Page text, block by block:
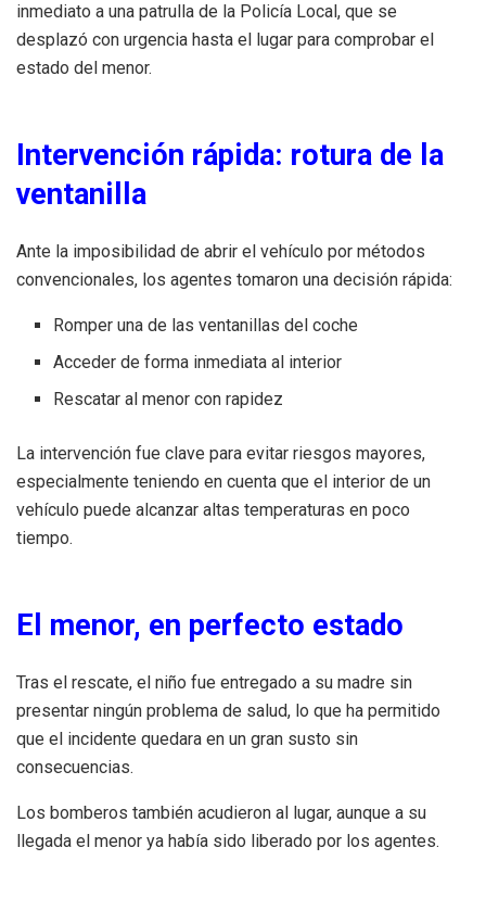
inmediato a una patrulla de la Policía Local, que se
desplazó con urgencia hasta el lugar para comprobar el
estado del menor.
Intervención rápida: rotura de la
ventanilla
Ante la imposibilidad de abrir el vehículo por métodos
convencionales, los agentes tomaron una decisión rápida:
Romper una de las ventanillas del coche
Acceder de forma inmediata al interior
Rescatar al menor con rapidez
La intervención fue clave para evitar riesgos mayores,
especialmente teniendo en cuenta que el interior de un
vehículo puede alcanzar altas temperaturas en poco
tiempo.
El menor, en perfecto estado
Tras el rescate, el niño fue entregado a su madre sin
presentar ningún problema de salud, lo que ha permitido
que el incidente quedara en un gran susto sin
consecuencias.
Los bomberos también acudieron al lugar, aunque a su
llegada el menor ya había sido liberado por los agentes.